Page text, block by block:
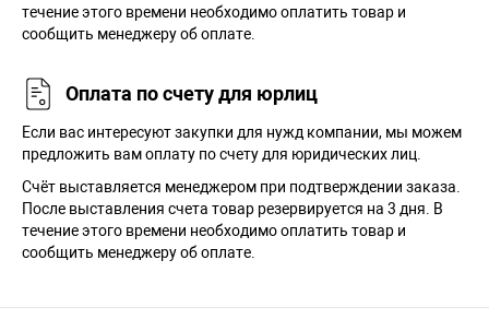
течение этого времени необходимо оплатить товар и
сообщить менеджеру об оплате.
Оплата по счету для юрлиц
Если вас интересуют закупки для нужд компании, мы можем
предложить вам оплату по счету для юридических лиц.
Счёт выставляется менеджером при подтверждении заказа.
После выставления счета товар резервируется на 3 дня. В
течение этого времени необходимо оплатить товар и
сообщить менеджеру об оплате.